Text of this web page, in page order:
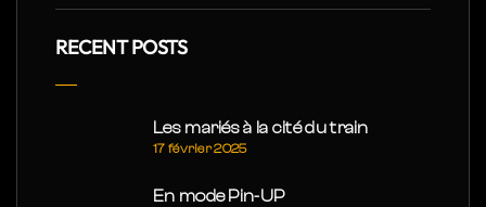
RECENT POSTS
Les mariés à la cité du train
17 février 2025
En mode Pin-UP